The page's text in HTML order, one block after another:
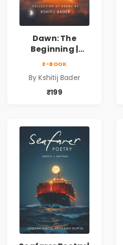
Dawn: The
Beginning |
Philosophical
Poems by Kshitij
E-BOOK
By Kshitij Bader
₹199